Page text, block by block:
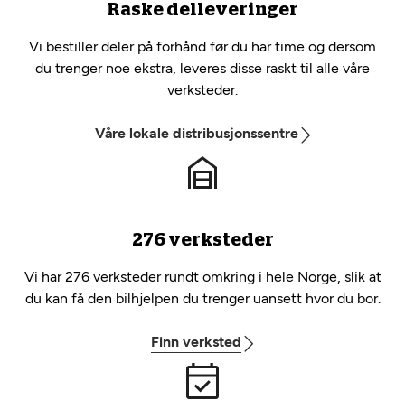
Raske delleveringer
Vi bestiller deler på forhånd før du har time og dersom
du trenger noe ekstra, leveres disse raskt til alle våre
verksteder.
Våre lokale distribusjonssentre
276 verksteder
Vi har 276 verksteder rundt omkring i hele Norge, slik at
du kan få den bilhjelpen du trenger uansett hvor du bor.
Finn verksted